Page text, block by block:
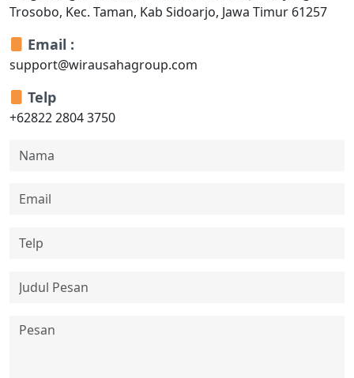
Trosobo, Kec. Taman, Kab Sidoarjo, Jawa Timur 61257
Email :
support@wirausahagroup.com
Telp
+62822 2804 3750